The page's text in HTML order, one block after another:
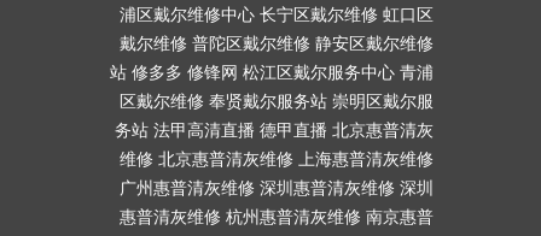
浦区戴尔维修中心 长宁区戴尔维修 虹口区
戴尔维修 普陀区戴尔维修 静安区戴尔维修
站 修多多 修锋网 松江区戴尔服务中心 青浦
区戴尔维修 奉贤戴尔服务站 崇明区戴尔服
务站 法甲高清直播 德甲直播 北京惠普清灰
维修 北京惠普清灰维修 上海惠普清灰维修
广州惠普清灰维修 深圳惠普清灰维修 深圳
惠普清灰维修 杭州惠普清灰维修 南京惠普